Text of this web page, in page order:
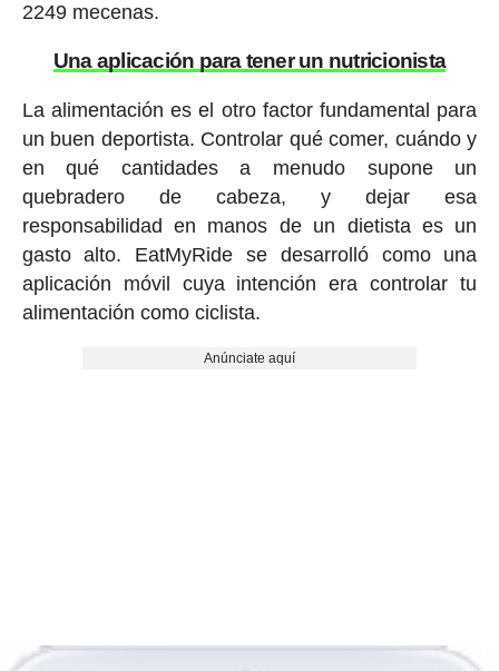
2249 mecenas.
Una aplicación para tener un nutricionista
La alimentación es el otro factor fundamental para
un buen deportista. Controlar qué comer, cuándo y
en qué cantidades a menudo supone un
quebradero de cabeza, y dejar esa
responsabilidad en manos de un dietista es un
gasto alto. EatMyRide se desarrolló como una
aplicación móvil cuya intención era controlar tu
alimentación como ciclista.
Anúnciate aquí